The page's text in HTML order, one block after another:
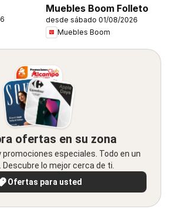
Muebles Boom Folleto
desde sábado 01/08/2026
Muebles Boom
ofertas en su zona
especiales. Todo en un
Descubre lo mejor cerca de ti.
Ofertas para usted